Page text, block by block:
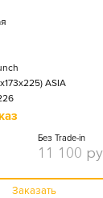
ASIA
Без Trade-in
11 100
Заказать